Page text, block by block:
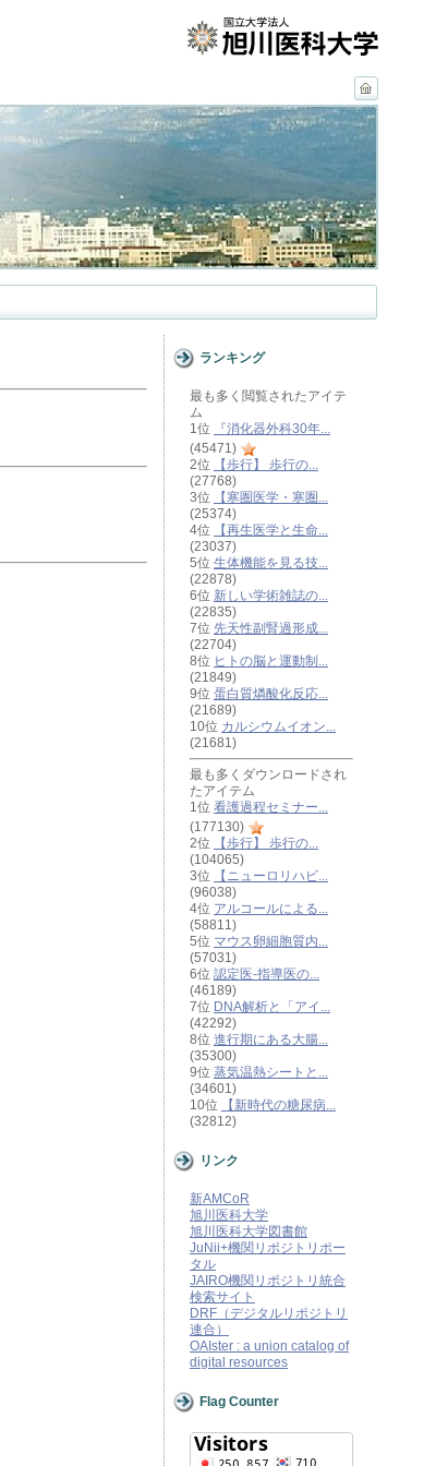
ランキング
最も多く閲覧されたアイテ
ム
1位
『消化器外科30年...
(45471)
2位
【歩行】 歩行の...
(27768)
3位
【寒圏医学・寒圏...
(25374)
4位
【再生医学と生命...
(23037)
5位 生体機能を見る技...
(22878)
6位 新しい学術雑誌の...
(22835)
7位 先天性副腎過形成...
(22704)
8位 ヒトの脳と運動制...
(21849)
9位 蛋白質燐酸化反応...
(21689)
10位 カルシウムイオン...
(21681)
最も多くダウンロードされ
たアイテム
1位 看護過程セミナー...
(177130)
2位
【歩行】 歩行の...
(104065)
3位
【ニューロリハビ...
(96038)
4位 アルコールによる...
(58811)
5位 マウス卵細胞質内...
(57031)
6位 認定医-指導医の...
(46189)
7位 DNA解析と「アイ...
(42292)
8位 進行期にある大腸...
(35300)
9位 蒸気温熱シートと...
(34601)
10位
【新時代の糖尿病...
(32812)
リンク
新AMCoR
旭川医科大学
旭川医科大学図書館
JuNii+機関リポジトリポー
タル
JAIRO機関リポジトリ統合
検索サイト
DRF（デジタルリポジトリ
連合）
OAIster : a union catalog of
digital resources
Flag Counter